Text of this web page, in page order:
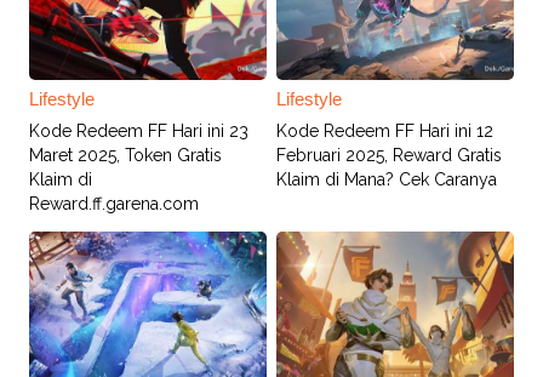
Lifestyle
Kode Redeem FF Hari ini 23
Maret 2025, Token Gratis
Klaim di
Reward.ff.garena.com
Lifestyle
Kode Redeem FF Hari ini 12
Februari 2025, Reward Gratis
Klaim di Mana? Cek Caranya